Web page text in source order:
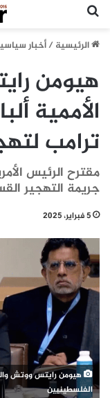
الرئيسية/أخبار
هيومن
الأممية
ترامب
مقترح الرئيس
جريمة التهجير
5 فبراير، 2025
هيومن رايتس ووتش
الفلسطينيين